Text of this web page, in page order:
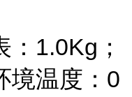
1.0Kg ；
温度： 0